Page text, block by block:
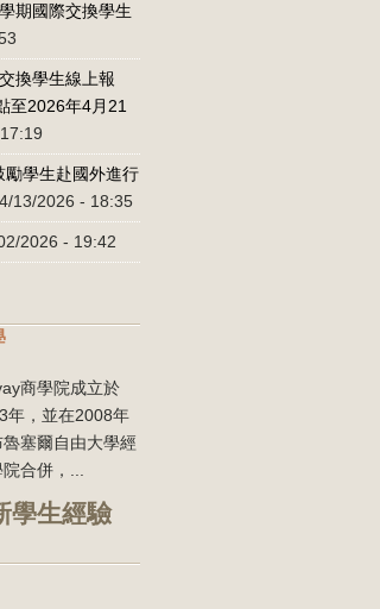
期國際交換學生
換學生線上報
至2026年4月21
學生赴國外進行
13/2026 - 18:35
2026 - 19:42
商學院成立於
年，並在2008年
塞爾自由大學經
合併，...
學生經驗